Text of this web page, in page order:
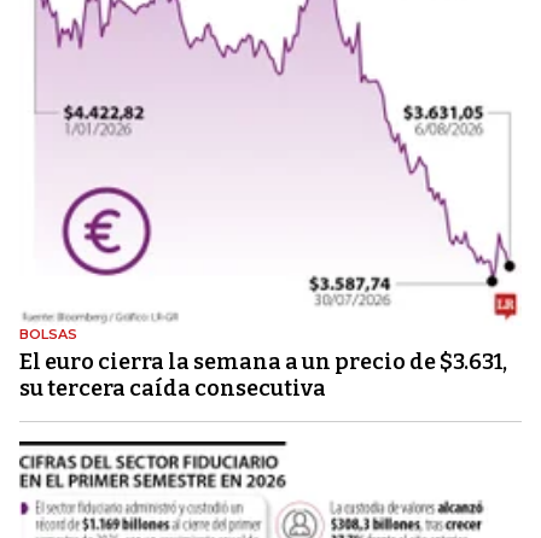
BOLSAS
El euro cierra la semana a un precio de $3.631,
su tercera caída consecutiva